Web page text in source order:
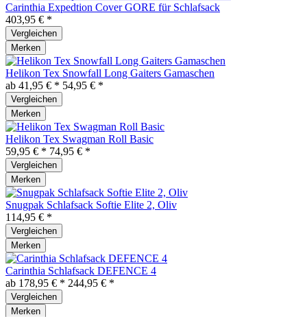
Carinthia Expedtion Cover GORE für Schlafsack
403,95 € *
Vergleichen
Merken
Helikon Tex Snowfall Long Gaiters Gamaschen
ab 41,95 € * 54,95 € *
Vergleichen
Merken
Helikon Tex Swagman Roll Basic
59,95 € * 74,95 € *
Vergleichen
Merken
Snugpak Schlafsack Softie Elite 2, Oliv
114,95 € *
Vergleichen
Merken
Carinthia Schlafsack DEFENCE 4
ab 178,95 € * 244,95 € *
Vergleichen
Merken